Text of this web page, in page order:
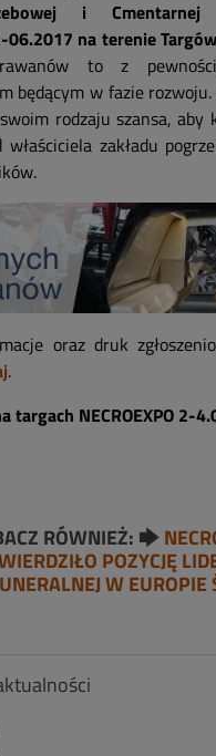
i Cmentarnej
na terenie
to z
będącym w fazie
rodzaju szansa, aby
właściciela zakładu
oraz druk
.
targach NECROEXPO 2-
RÓWNIEŻ: 🡆
POZYCJĘ
W EUROPIE